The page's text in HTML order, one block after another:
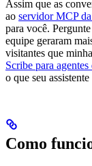
Assim que as
ao servidor MCP
para você.
equipe geraram
visitantes que
Scribe para
o que seu assistente
Como